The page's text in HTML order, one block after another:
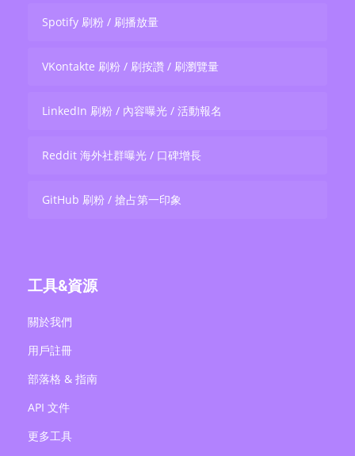
Spotify 刷粉 / 刷播放量
VKontakte 刷粉 / 刷按讚 / 刷瀏覽量
LinkedIn 刷粉 / 內容曝光 / 活動報名
Reddit 海外社群曝光 / 口碑增長
GitHub 刷粉 / 搶占第一印象
工具&資源
關於我們
用戶註冊
部落格 & 指南
API 文件
更多工具